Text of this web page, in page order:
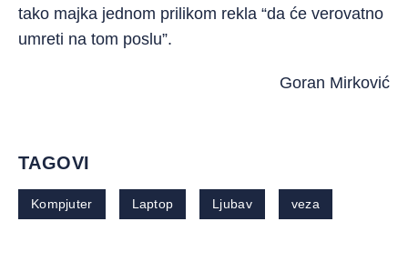
tako majka jednom prilikom rekla “da će verovatno
umreti na tom poslu”.
Goran Mirković
TAGOVI
Kompjuter Laptop Ljubav veza